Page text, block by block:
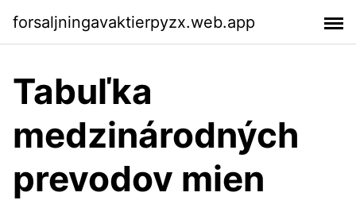
forsaljningavaktierpyzx.web.app
Tabuľka
medzinárodných
prevodov mien